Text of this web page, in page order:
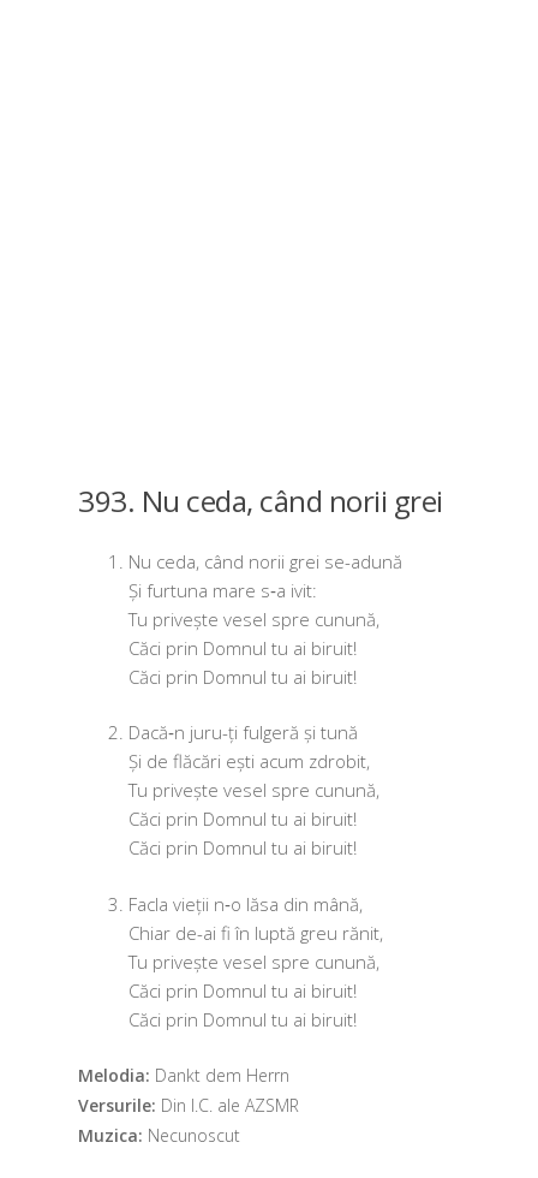
393. Nu ceda, când norii grei
Nu ceda, când norii grei se-adună
Și furt­u­na mare s‑a ivit:
Tu pri­veș­te vesel spre cunună,
Căci prin Domnul tu ai biruit!
Căci prin Domnul tu ai biruit!
Dacă‑n juru-ți ful­ge­ră și tună
Și de flă­cări ești acum zdrobit,
Tu pri­veș­te vesel spre cunună,
Căci prin Domnul tu ai biruit!
Căci prin Domnul tu ai biruit!
Facla vie­ții n‑o lăsa din mână,
Chiar de-ai fi în lup­tă greu rănit,
Tu pri­veș­te vesel spre cunună,
Căci prin Domnul tu ai biruit!
Căci prin Domnul tu ai biruit!
Melodia: Dankt dem Herrn
Versurile: Din I.C. ale AZSMR
Muzica: Necunoscut